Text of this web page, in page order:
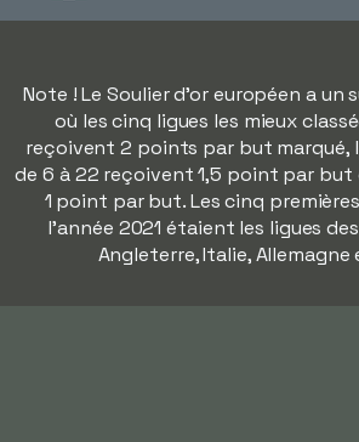
Note ! Le Soulier d'or européen a un
où les cinq ligues les mieux
reçoivent 2 points par but marqué,
de 6 à 22 reçoivent 1,5 point par but
1 point par but. Les cinq
l'année 2021 étaient les ligues
Angleterre, Italie, Allemagne